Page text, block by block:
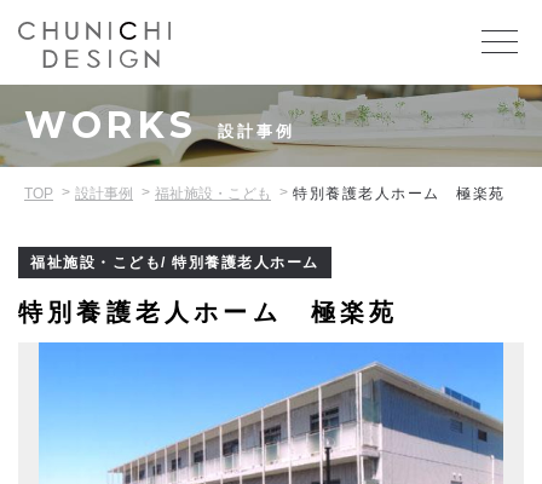
WORKS 設計事例
TOP 設計事例 福祉施設・こども 特別養護老人ホーム 極楽苑
福祉施設・こども/ 特別養護老人ホーム
特別養護老人ホーム 極楽苑